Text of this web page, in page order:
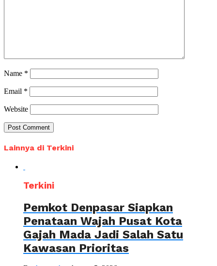
Name *
Email *
Website
Lainnya di Terkini
Terkini
Pemkot Denpasar Siapkan
Penataan Wajah Pusat Kota
Gajah Mada Jadi Salah Satu
Kawasan Prioritas